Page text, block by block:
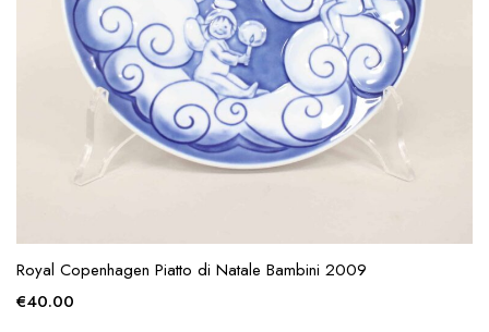
Royal Copenhagen Piatto di Natale Bambini 2009
€40.00